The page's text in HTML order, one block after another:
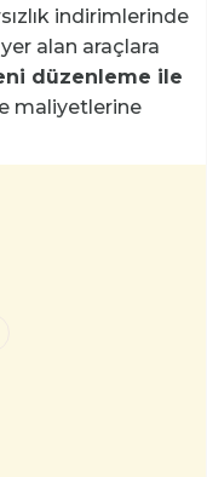
indirimlerinde
yer alan araçlara
düzenleme ile
maliyetlerine